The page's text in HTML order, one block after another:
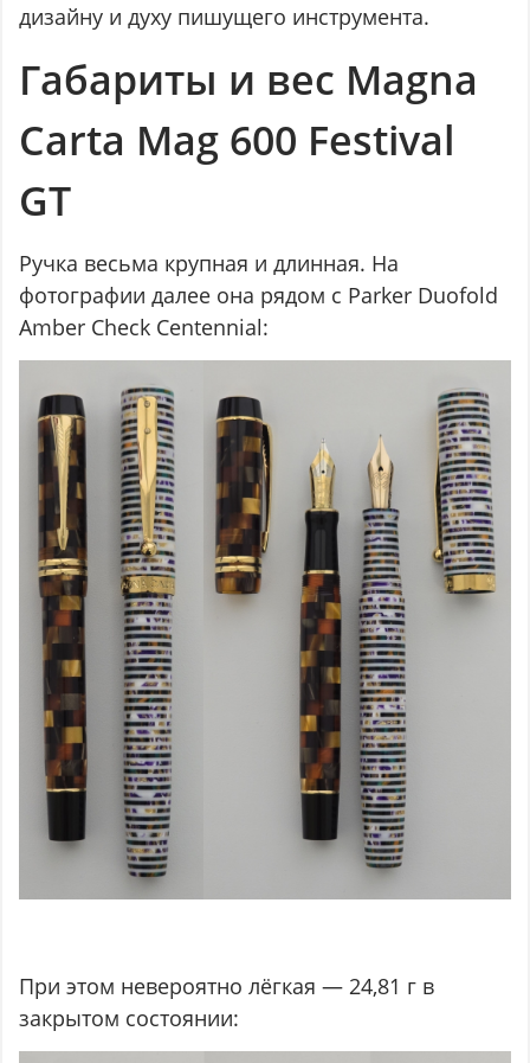
дизайну и духу пишущего инструмента.
Габариты и вес Magna
Carta Mag 600 Festival
GT
Ручка весьма крупная и длинная. На
фотографии далее она рядом с Parker Duofold
Amber Check Centennial:
При этом невероятно лёгкая — 24,81 г в
закрытом состоянии: